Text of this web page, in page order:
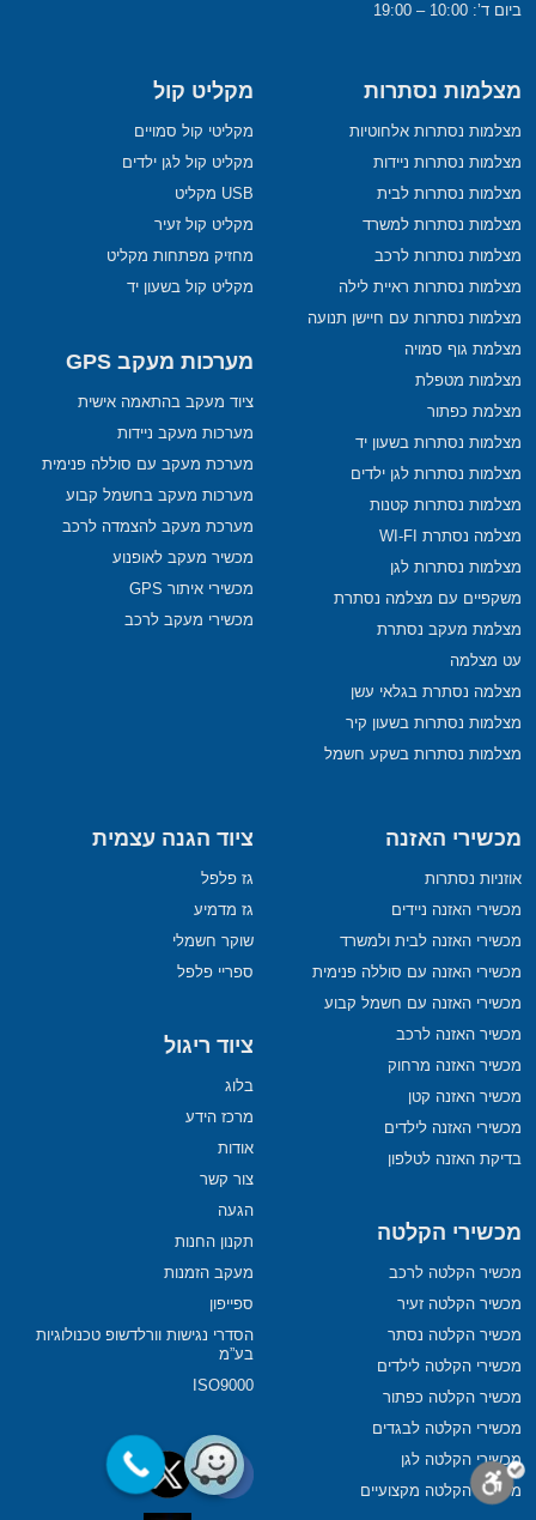
ביום ד’: 10:00 – 19:00
מצלמות נסתרות
מצלמות נסתרות אלחוטיות
מצלמות נסתרות ניידות
מצלמות נסתרות לבית
מצלמות נסתרות למשרד
מצלמות נסתרות לרכב
מצלמות נסתרות ראיית לילה
מצלמות נסתרות עם חיישן תנועה
מצלמת גוף סמויה
מצלמות מטפלת
מצלמת כפתור
מצלמות נסתרות בשעון יד
מצלמות נסתרות לגן ילדים
מצלמות נסתרות קטנות
מצלמה נסתרת WI-FI
מצלמות נסתרות לגן
משקפיים עם מצלמה נסתרת
מצלמת מעקב נסתרת
עט מצלמה
מצלמה נסתרת בגלאי עשן
מצלמות נסתרות בשעון קיר
מצלמות נסתרות בשקע חשמל
מקליט קול
מקליטי קול סמויים
מקליט קול לגן ילדים
USB מקליט
מקליט קול זעיר
מחזיק מפתחות מקליט
מקליט קול בשעון יד
מערכות מעקב GPS
ציוד מעקב בהתאמה אישית
מערכות מעקב ניידות
מערכת מעקב עם סוללה פנימית
מערכות מעקב בחשמל קבוע
מערכת מעקב להצמדה לרכב
מכשיר מעקב לאופנוע
מכשירי איתור GPS
מכשירי מעקב לרכב
מכשירי האזנה
אוזניות נסתרות
מכשירי האזנה ניידים
מכשירי האזנה לבית ולמשרד
מכשירי האזנה עם סוללה פנימית
מכשירי האזנה עם חשמל קבוע
מכשיר האזנה לרכב
מכשיר האזנה מרחוק
מכשיר האזנה קטן
מכשירי האזנה לילדים
בדיקת האזנה לטלפון
מכשירי הקלטה
מכשיר הקלטה לרכב
מכשיר הקלטה זעיר
מכשיר הקלטה נסתר
מכשירי הקלטה לילדים
מכשיר הקלטה כפתור
מכשירי הקלטה לבגדים
מכשירי הקלטה לגן
מכשירי הקלטה מקצועיים
ציוד הגנה עצמית
גז פלפל
גז מדמיע
שוקר חשמלי
ספריי פלפל
ציוד ריגול
בלוג
מרכז הידע
אודות
צור קשר
הגעה
תקנון החנות
מעקב הזמנות
ספייפון
הסדרי נגישות וורלדשופ טכנולוגיות
בע”מ
ISO9000